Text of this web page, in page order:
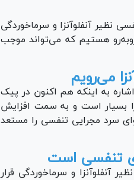
نظیر آنفلوآنزا و سرماخوردگی
هستیم که می‌تواند موجب
می‌رویم
به اینکه هم اکنون در پیک
بسیار است و به سمت افزایش
سرد مجرایی تنفسی را مستعد
تنفسی است
آنفلوآنزا و سرماخوردگی قرار